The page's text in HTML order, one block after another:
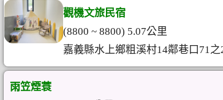
觀機文旅民宿
(8800 ~ 8800) 5.07公里
嘉義縣水上鄉粗溪村14鄰巷口71之
雨笠煙蓑